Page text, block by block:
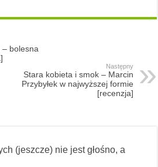
– bolesna
Następny
Stara kobieta i smok – Marcin
Przybyłek w najwyższej formie
[recenzja]
(jeszcze) nie jest głośno, a